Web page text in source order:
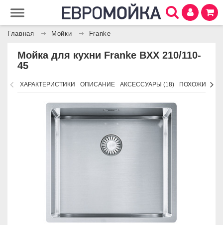
Главная Мойки Franke
Мойка для кухни Franke BXX 210/110-
45
ХАРАКТЕРИСТИКИ ОПИСАНИЕ АКСЕССУАРЫ (18) ПОХОЖИЕ